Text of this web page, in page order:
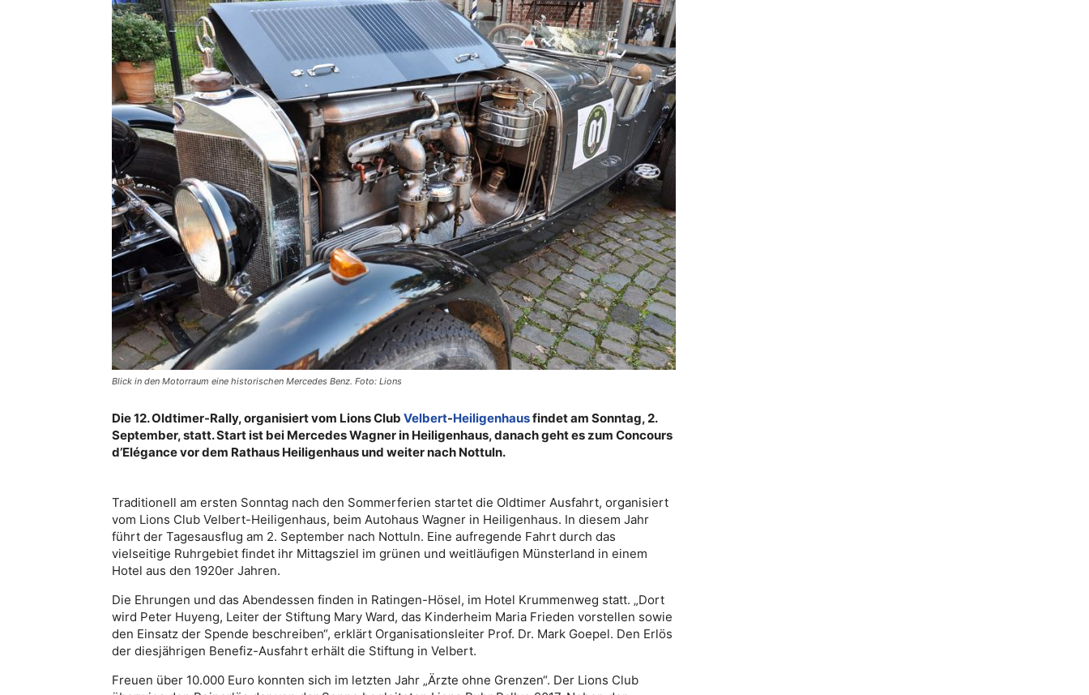
Blick in den Motorraum eine historischen Mercedes Benz. Foto: Lions
Die 12. Oldtimer-Rally, organisiert vom Lions Club Velbert-Heiligenhausfindet am Sonntag, 2.
September, statt. Start ist bei Mercedes Wagner in Heiligenhaus, danach geht es zum Concours
d’Elégance vor dem Rathaus Heiligenhaus und weiter nach Nottuln.
Traditionell am ersten Sonntag nach den Sommerferien startet die Oldtimer Ausfahrt, organisiert
vom Lions Club Velbert-Heiligenhaus, beim Autohaus Wagner in Heiligenhaus. In diesem Jahr
führt der Tagesausflug am 2. September nach Nottuln. Eine aufregende Fahrt durch das
vielseitige Ruhrgebiet findet ihr Mittagsziel im grünen und weitläufigen Münsterland in einem
Hotel aus den 1920er Jahren.
Die Ehrungen und das Abendessen finden in Ratingen-Hösel, im Hotel Krummenweg statt. „Dort
wird Peter Huyeng, Leiter der Stiftung Mary Ward, das Kinderheim Maria Frieden vorstellen sowie
den Einsatz der Spende beschreiben“, erklärt Organisationsleiter Prof. Dr. Mark Goepel. Den Erlös
der diesjährigen Benefiz-Ausfahrt erhält die Stiftung in Velbert.
Freuen über 10.000 Euro konnten sich im letzten Jahr „Ärzte ohne Grenzen“. Der Lions Club